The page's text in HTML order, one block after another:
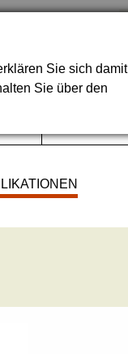
Sie sich damit
Sie über den